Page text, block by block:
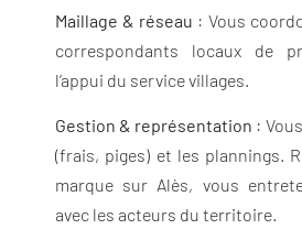
Maillage & réseau : Vous
correspondants locaux de
l’appui du service villages.
Gestion & représentation :
(frais, piges) et les plannings.
marque sur Alès, vous
avec les acteurs du territoire.